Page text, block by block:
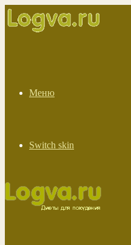
Меню
Switch skin